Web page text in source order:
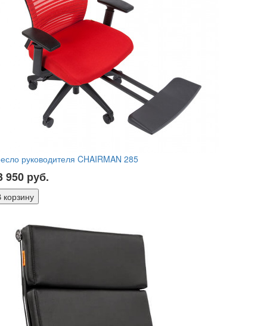
руководителя CHAIRMAN 285
950 руб.